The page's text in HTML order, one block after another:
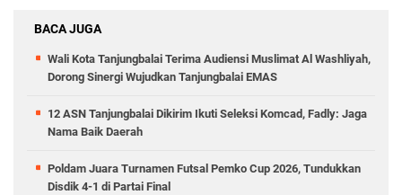
BACA JUGA
Wali Kota Tanjungbalai Terima Audiensi Muslimat Al Washliyah,
Dorong Sinergi Wujudkan Tanjungbalai EMAS
12 ASN Tanjungbalai Dikirim Ikuti Seleksi Komcad, Fadly: Jaga
Nama Baik Daerah
Poldam Juara Turnamen Futsal Pemko Cup 2026, Tundukkan
Disdik 4-1 di Partai Final